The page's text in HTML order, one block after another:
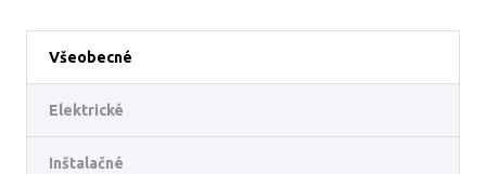
Všeobecné
Elektrické
Inštalačné